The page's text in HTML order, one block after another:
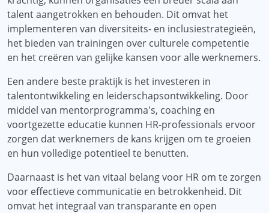
talent aangetrokken en behouden. Dit omvat het
implementeren van diversiteits- en inclusiestrategieën,
het bieden van trainingen over culturele competentie
en het creëren van gelijke kansen voor alle werknemers.
Een andere beste praktijk is het investeren in
talentontwikkeling en leiderschapsontwikkeling. Door
middel van mentorprogramma's, coaching en
voortgezette educatie kunnen HR-professionals ervoor
zorgen dat werknemers de kans krijgen om te groeien
en hun volledige potentieel te benutten.
Daarnaast is het van vitaal belang voor HR om te zorgen
voor effectieve communicatie en betrokkenheid. Dit
omvat het integraal van transparante en open